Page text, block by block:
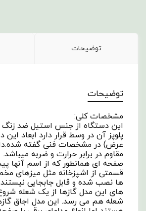
توضیحات
توضیحات
مشخصات کلی:
این دستگاه از جنس استیل ضد زنگ
پلوپز آن در وسط قرار دارد ابعاد
عرض) در مشخصات فنی گفته
مقاوم در برابر حرارت و ضربه
صفحه ای همانطور که از اسم آنها
قسمتی از اشپزخانه مثل میزهای
ها نصب شده و قابل جابجایی
شعله هم می رسد. این مدل اجاق